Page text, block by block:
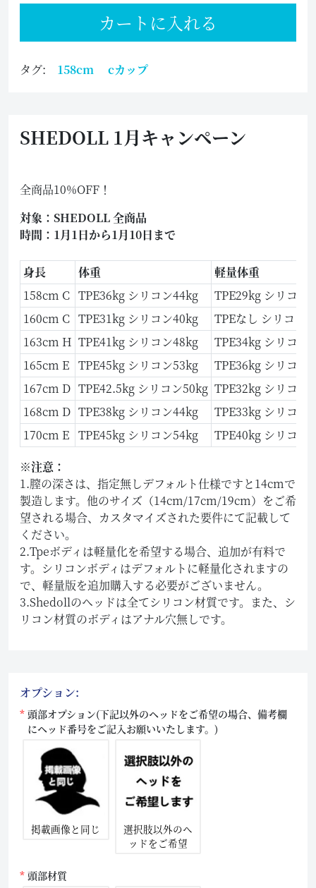
カートに入れる
タグ: 158cm cカップ
SHEDOLL 1月キャンペーン
全商品10%OFF！
対象：SHEDOLL 全商品
時間：1月1日から1月10日まで
身長 体重
軽量体重
158cm C TPE36kg シリコン44kg
TPE29kg シリコン
160cm C TPE31kg シリコン40kg
TPEなし シリコン
163cm H TPE41kg シリコン48kg
TPE34kg シリコン
165cm E TPE45kg シリコン53kg
TPE36kg シリコン
167cm D TPE42.5kg シリコン50kg TPE32kg シリコン
168cm D TPE38kg シリコン44kg
TPE33kg シリコン
170cm E TPE45kg シリコン54kg
TPE40kg シリコン
※注意：
1.膣の深さは、指定無しデフォルト仕様ですと14cmで
製造します。他のサイズ（14cm/17cm/19cm）をご希
望される場合、カスタマイズされた要件にて記載して
ください。
2.Tpeボディは軽量化を希望する場合、追加が有料で
す。シリコンボディはデフォルトに軽量化されますの
で、軽量版を追加購入する必要がございません。
3.Shedollのヘッドは全てシリコン材質です。また、シ
リコン材質のボディはアナル穴無しです。
オプション:
頭部オプション(下記以外のヘッドをご希望の場合、備考欄
にヘッド番号をご記入お願いいたします。)
掲載画像と同じ
選択肢以外のヘ
ッドをご希望
頭部材質